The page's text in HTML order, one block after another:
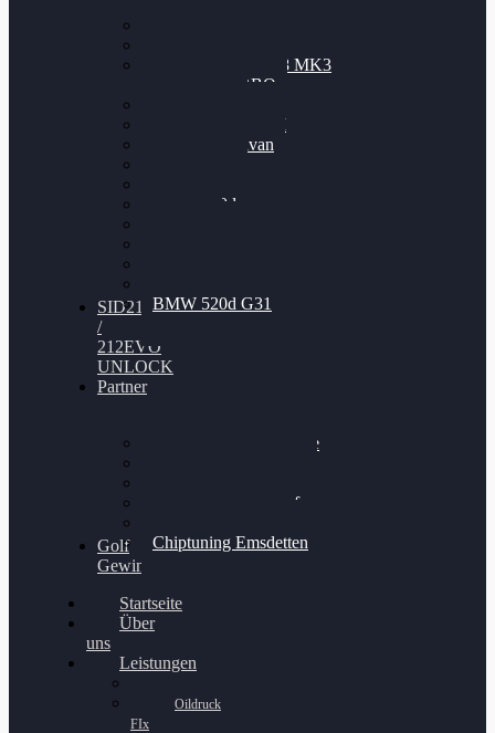
Nissan GT-R35 3.8 MK3
V6 TWINTURBO
VW Passat 2.0TDI
VW T6 Multivan
BMW 120d
BMW 520d G31
SID212
/
212EVO
UNLOCK
Partner
Bilgenroth Performance
Chiptuning Schüttorf
Chiptuning Emsdetten
Golf
Gewinnspiel
Startseite
Über
uns
Leistungen
Oildruck
FIx